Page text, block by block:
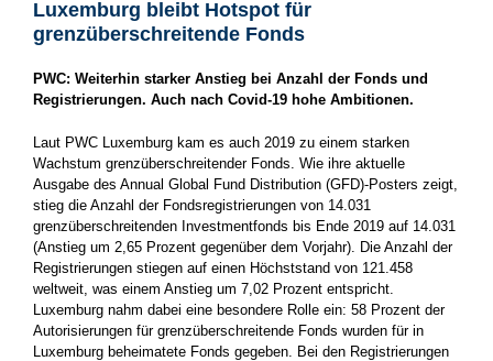
Luxemburg bleibt Hotspot für
grenzüberschreitende Fonds
PWC: Weiterhin starker Anstieg bei Anzahl der Fonds und
Registrierungen. Auch nach Covid-19 hohe Ambitionen.
Laut PWC Luxemburg kam es auch 2019 zu einem starken
Wachstum grenzüberschreitender Fonds. Wie ihre aktuelle
Ausgabe des Annual Global Fund Distribution (GFD)-Posters zeigt,
stieg die Anzahl der Fondsregistrierungen von 14.031
grenzüberschreitenden Investmentfonds bis Ende 2019 auf 14.031
(Anstieg um 2,65 Prozent gegenüber dem Vorjahr). Die Anzahl der
Registrierungen stiegen auf einen Höchststand von 121.458
weltweit, was einem Anstieg um 7,02 Prozent entspricht.
Luxemburg nahm dabei eine besondere Rolle ein: 58 Prozent der
Autorisierungen für grenzüberschreitende Fonds wurden für in
Luxemburg beheimatete Fonds gegeben. Bei den Registrierungen